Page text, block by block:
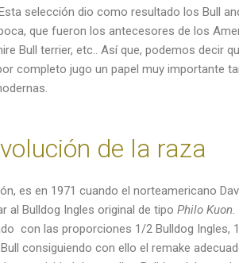
selección dio como resultado los Bull
que fueron los antecesores de los
Bull terrier, etc.. Así que, podemos decir
completo jugo un papel muy importante
de la raza
es en 1971 cuando el norteamericano
al Bulldog Ingles original de tipoPhilo Kuon.
con las proporciones 1/2 Bulldog Ingles,
consiguiendo con ello el remake